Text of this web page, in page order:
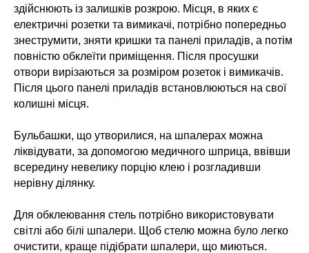
здійснюють із залишків розкрою. Місця, в яких є
електричні розетки та вимикачі, потрібно попередньо
знеструмити, зняти кришки та панелі приладів, а потім
повністю обклеїти приміщення. Після просушки
отвори вирізаються за розміром розеток і вимикачів.
Після цього панелі приладів встановлюються на свої
колишні місця.
Бульбашки, що утворилися, на шпалерах можна
ліквідувати, за допомогою медичного шприца, ввівши
всередину невелику порцію клею і розгладивши
нерівну ділянку.
Для обклеювання стель потрібно використовувати
світлі або білі шпалери. Щоб стелю можна було легко
очистити, краще підібрати шпалери, що миються.